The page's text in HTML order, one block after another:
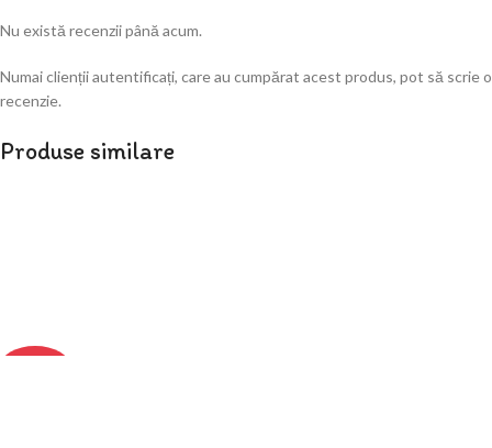
Nu există recenzii până acum.
Numai clienții autentificați, care au cumpărat acest produs, pot să scrie o
recenzie.
Produse similare